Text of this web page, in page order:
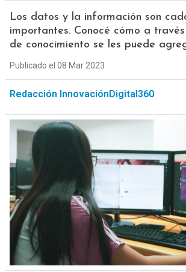
Los datos y la información son
importantes. Conocé cómo a
de conocimiento se les puede
Publicado el 08 Mar 2023
Redacción InnovaciónDigital360